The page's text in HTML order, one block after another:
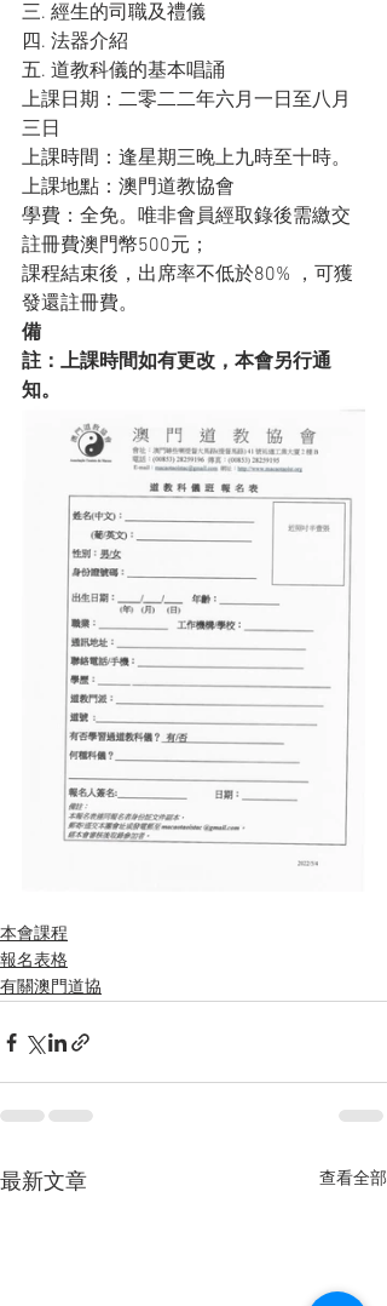
三. 經生的司職及禮儀
四. 法器介紹
五. 道教科儀的基本唱誦
上課日期：二零二二年六月一日至八月
三日
上課時間：逢星期三晚上九時至十時。
上課地點：澳門道教協會
學費：全免。唯非會員經取錄後需繳交
註冊費澳門幣500元；
課程結束後，出席率不低於80% ，可獲
發還註冊費。
備
註：上課時間如有更改，本會另行通
知。
本會課程
報名表格
有關澳門道協
最新文章 查看全部